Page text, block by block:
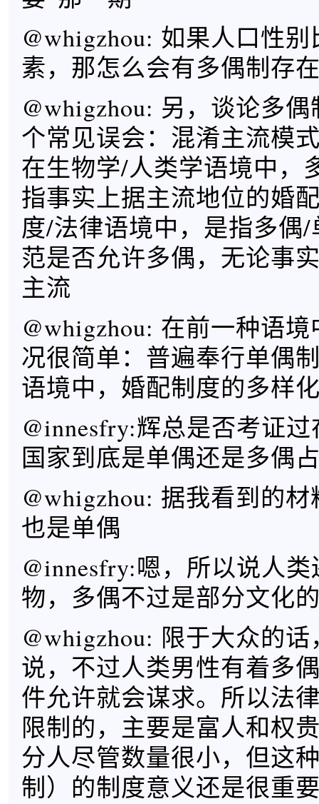
@whigzhou: 如果人口性
素，那怎么会有多偶制存
@whigzhou: 另，谈论多
个常见误会：混淆主流模
在生物学/人类学语境中，
指事实上据主流地位的婚
度/法律语境中，是指多偶
范是否允许多偶，无论事
主流
@whigzhou: 在前一种语
况很简单：普遍奉行单偶
语境中，婚配制度的多样
@innesfry:辉总是否考证
国家到底是单偶还是多偶
@whigzhou: 据我看到的
也是单偶
@innesfry:嗯，所以说人
物，多偶不过是部分文化
@whigzhou: 限于大众的
说，不过人类男性有着多
件允许就会谋求。所以法
限制的，主要是富人和权
分人尽管数量很小，但这
制）的制度意义还是很重